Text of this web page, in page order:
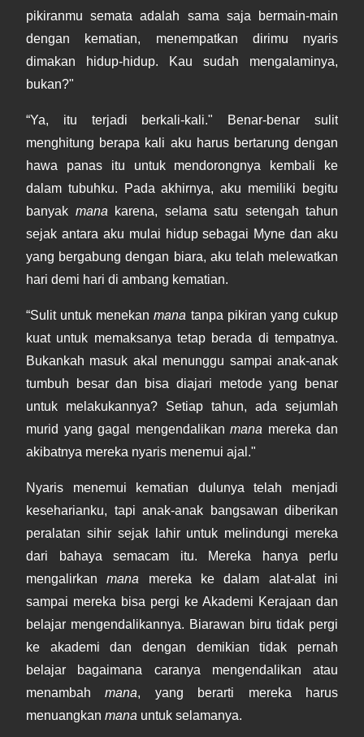
pikiranmu semata adalah sama saja bermain-main
dengan kematian, menempatkan dirimu nyaris
dimakan hidup-hidup. Kau sudah mengalaminya,
bukan?"
“Ya, itu terjadi berkali-kali." Benar-benar sulit
menghitung berapa kali aku harus bertarung dengan
hawa panas itu untuk mendorongnya kembali ke
dalam tubuhku. Pada akhirnya, aku memiliki begitu
banyak mana karena, selama satu setengah tahun
sejak antara aku mulai hidup sebagai Myne dan aku
yang bergabung dengan biara, aku telah melewatkan
hari demi hari di ambang kematian.
“Sulit untuk menekanmana tanpa pikiran yang cukup
kuat untuk memaksanya tetap berada di tempatnya.
Bukankah masuk akal menunggu sampai anak-anak
tumbuh besar dan bisa diajari metode yang benar
untuk melakukannya? Setiap tahun, ada sejumlah
murid yang gagal mengendalikan mana mereka dan
akibatnya mereka nyaris menemui ajal."
Nyaris menemui kematian dulunya telah menjadi
keseharianku, tapi anak-anak bangsawan diberikan
peralatan sihir sejak lahir untuk melindungi mereka
dari bahaya semacam itu. Mereka hanya perlu
mengalirkanmana mereka ke dalam alat-alat ini
sampai mereka bisa pergi ke Akademi Kerajaan dan
belajar mengendalikannya. Biarawan biru tidak pergi
ke akademi dan dengan demikian tidak pernah
belajar bagaimana caranya mengendalikan atau
menambahmana, yang berarti mereka harus
menuangkan mana untuk selamanya.